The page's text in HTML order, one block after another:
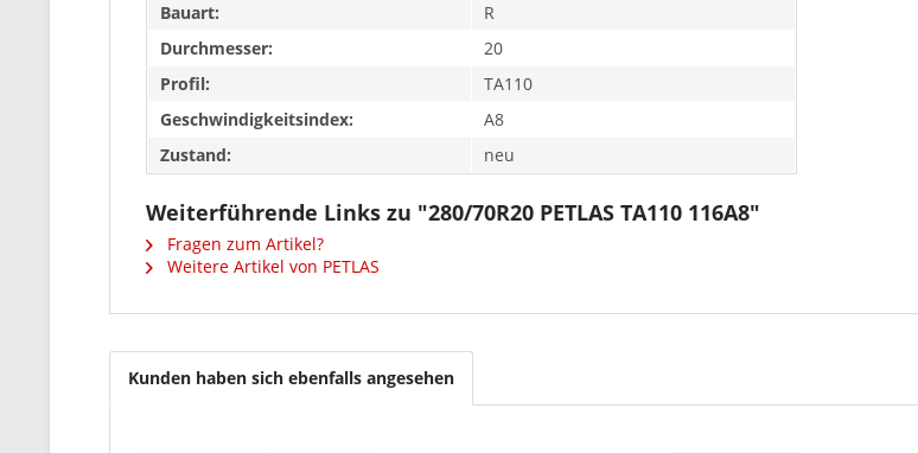
Bauart:
R
Durchmesser:
20
Profil:
TA110
Geschwindigkeitsindex:
A8
Zustand:
neu
Weiterführende Links zu "280/70R20 PETLAS TA110 116A8"
Fragen zum Artikel?
Weitere Artikel von PETLAS
Kunden haben sich ebenfalls angesehen